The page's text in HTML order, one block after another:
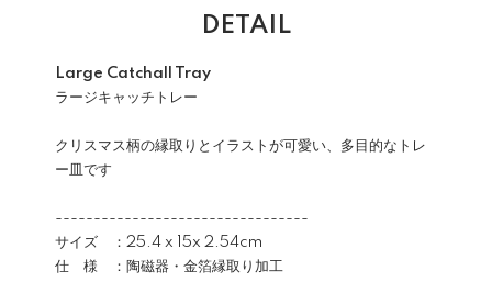
DETAIL
Large Catchall Tray
ラージキャッチトレー
クリスマス柄の縁取りとイラストが可愛い、多目的なトレ
ー皿です
---------------------------------
サイズ ：25.4 x 15x 2.54cm
仕 様 ：陶磁器・金箔縁取り加工